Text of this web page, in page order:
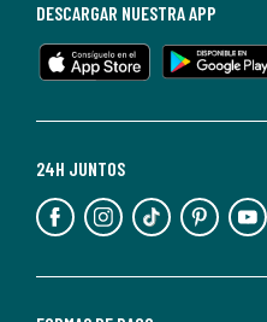
24H JUNTOS
DESCARGAR NUESTRA APP